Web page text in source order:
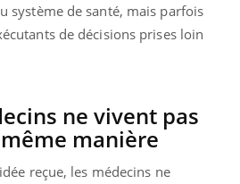
système de santé, mais parfois
de décisions prises loin
ne vivent pas
manière
reçue, les médecins ne